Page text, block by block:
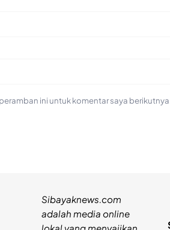
ini untuk komentar saya
Sibayaknews.com
adalah media online